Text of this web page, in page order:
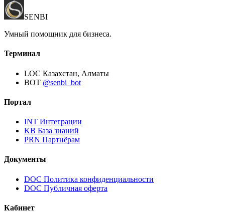
SENBI
Умный помощник для бизнеса.
Терминал
LOC Казахстан, Алматы
BOT @senbi_bot
Портал
INT Интеграции
KB База знаний
PRN Партнёрам
Документы
DOC Политика конфиденциальности
DOC Публичная оферта
Кабинет